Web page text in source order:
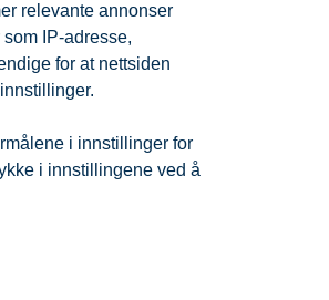
relevante annonser
IP-adresse,
for at nettsiden
i innstillinger for
i innstillingene ved å